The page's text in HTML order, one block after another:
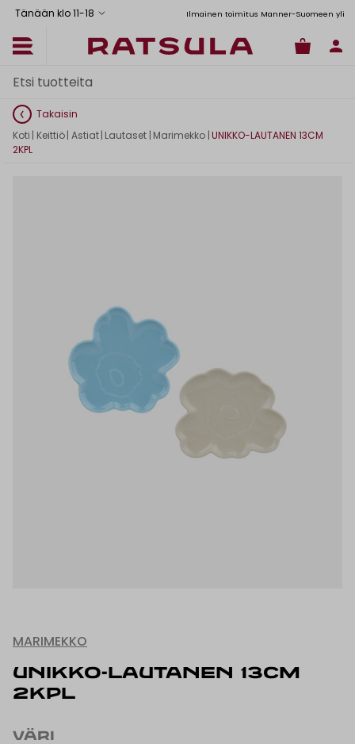
Tänään klo 11-18
Toimituskulut alk. 6,90€ Ilmainen toimitus Manner-Suomeen yli
Takaisin
Koti | Keittiö| Astiat | Lautaset | Marimekko |UNIKKO-LAUTANEN 13CM
2KPL
MARIMEKKO
UNIKKO-LAUTANEN 13CM
2KPL
VÄRI